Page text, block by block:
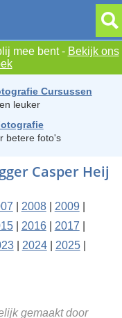
mee bent - Bekijk ons
Cursussen
leuker
betere foto's
Casper Heij
2008| 2009
| 2016| 2017
| 2024| 2025|
gemaakt door